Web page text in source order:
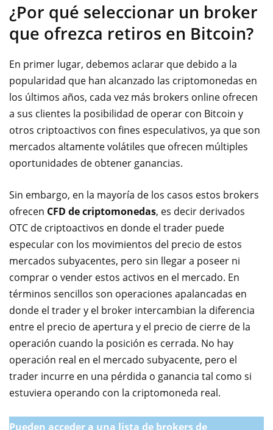
¿Por qué seleccionar un broker
que ofrezca retiros en Bitcoin?
En primer lugar, debemos aclarar que debido a la
popularidad que han alcanzado las criptomonedas en
los últimos años, cada vez más brokers online ofrecen
a sus clientes la posibilidad de operar con Bitcoin y
otros criptoactivos con fines especulativos, ya que son
mercados altamente volátiles que ofrecen múltiples
oportunidades de obtener ganancias.
Sin embargo, en la mayoría de los casos estos brokers
ofrecen CFD de criptomonedas, es decir derivados
OTC de criptoactivos en donde el trader puede
especular con los movimientos del precio de estos
mercados subyacentes, pero sin llegar a poseer ni
comprar o vender estos activos en el mercado. En
términos sencillos son operaciones apalancadas en
donde el trader y el broker intercambian la diferencia
entre el precio de apertura y el precio de cierre de la
operación cuando la posición es cerrada. No hay
operación real en el mercado subyacente, pero el
trader incurre en una pérdida o ganancia tal como si
estuviera operando con la criptomoneda real.
Pueden acceder a una lista de brokers de